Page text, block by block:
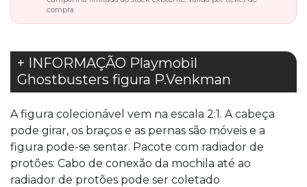
compra.
+ INFORMAÇÃO Playmobil
Ghostbusters figura P.Venkman
A figura colecionável vem na escala 2:1. A cabeça
pode girar, os braços e as pernas são móveis e a
figura pode-se sentar. Pacote com radiador de
protões: Cabo de conexão da mochila até ao
radiador de protões pode ser coletado